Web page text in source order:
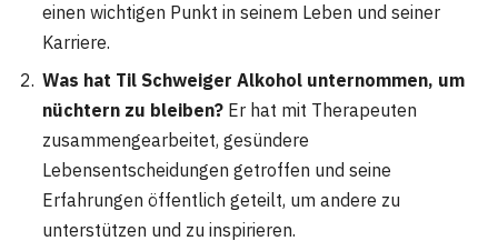
einen wichtigen Punkt in seinem Leben und seiner
Karriere.
Was hat Til Schweiger Alkohol unternommen, um
nüchtern zu bleiben? Er hat mit Therapeuten
zusammengearbeitet, gesündere
Lebensentscheidungen getroffen und seine
Erfahrungen öffentlich geteilt, um andere zu
unterstützen und zu inspirieren.